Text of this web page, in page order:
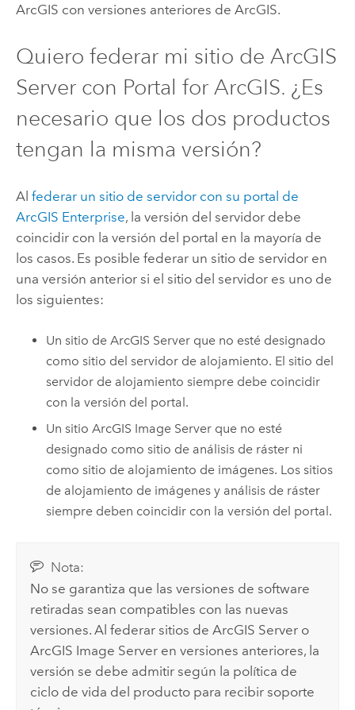
ArcGIS con versiones anteriores de ArcGIS.
Quiero federar mi sitio de ArcGIS
Servercon Portal for ArcGIS. ¿Es
necesario que los dos productos
tengan la misma versión?
Al federar un sitio de servidor con su portal de
ArcGIS Enterprise, la versión del servidor debe
coincidir con la versión del portal en la mayoría de
los casos. Es posible federar un sitio de servidor en
una versión anterior si el sitio del servidor es uno de
los siguientes:
Un sitio deArcGIS Server que no esté designado
como sitio del servidor de alojamiento. El sitio del
servidor de alojamiento siempre debe coincidir
con la versión del portal.
Un sitioArcGIS Image Server que no esté
designado como sitio de análisis de ráster ni
como sitio de alojamiento de imágenes. Los sitios
de alojamiento de imágenes y análisis de ráster
siempre deben coincidir con la versión del portal.
Nota:
No se garantiza que las versiones de software
retiradas sean compatibles con las nuevas
versiones. Al federar sitios deArcGIS Server o
ArcGIS Image Server en versiones anteriores, la
versión se debe admitir según la política de
ciclo de vida del producto para recibir soporte